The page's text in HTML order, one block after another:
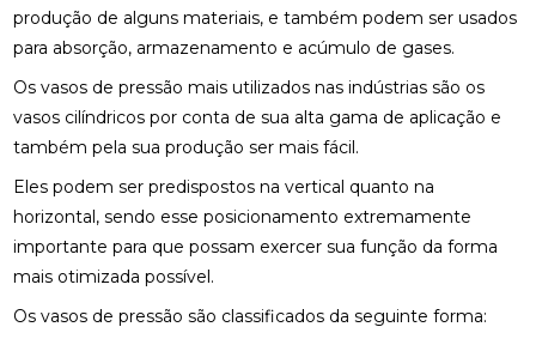
produção de alguns materiais, e também podem ser usados
para absorção, armazenamento e acúmulo de gases.
Os vasos de pressão mais utilizados nas indústrias são os
vasos cilíndricos por conta de sua alta gama de aplicação e
também pela sua produção ser mais fácil.
Eles podem ser predispostos na vertical quanto na
horizontal, sendo esse posicionamento extremamente
importante para que possam exercer sua função da forma
mais otimizada possível.
Os vasos de pressão são classificados da seguinte forma: